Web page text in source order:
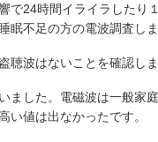
で24時間イライラしたり
眠不足の方の電波調査しま
聴波はないことを確認しま
ました。電磁波は一般家
値は出なかったです。